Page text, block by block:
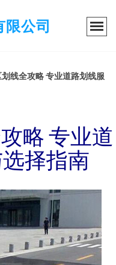
公司
线全攻略 专业道路划线服
略 专业道
择指南